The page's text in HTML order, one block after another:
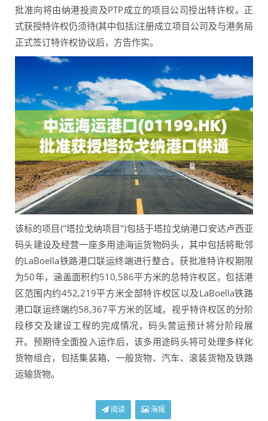
批准向将由纳港投资及PTP成立的项目公司授出特许权。正
式获授特许权仍须待(其中包括)注册成立项目公司及与港务局
正式签订特许权协议后，方告作实。
该标的项目("塔拉戈纳项目")包括于塔拉戈纳港口安达卢西亚
码头建设及经营一座多用途海运货物码头，其中包括将毗邻
的LaBoella铁路港口联运终端进行整合。获批准特许权期限
为50年，涵盖面积约510,586平方米的总特许权区，包括港
区范围内约452,219平方米全部特许权区以及LaBoella铁路
港口联运终端约58,367平方米的区域。视乎特许权区的分阶
段移交及建设工程的完成情况，码头营运预计将分阶段展
开。预期待全面投入运作后，该多用途码头将可处理多样化
货物组合，包括集装箱、一般货物、汽车、滚装货物及铁路
运输货物。
阅读 海报